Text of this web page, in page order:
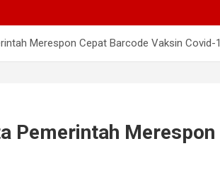
Merespon Cepat Barcode Vaksin Covid-
Pemerintah Merespon